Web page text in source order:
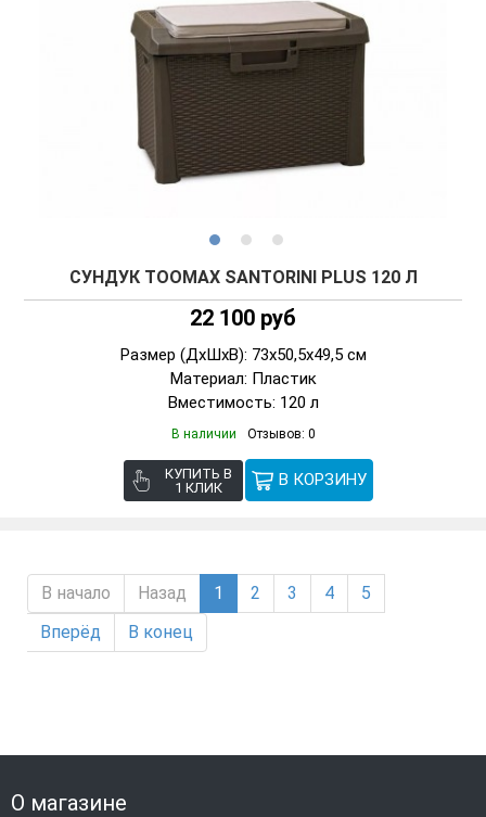
СУНДУК TOOMAX SANTORINI PLUS 120 Л
22 100 руб
Размер (ДxШxВ): 73x50,5x49,5 см
Материал: Пластик
Вместимость: 120 л
В наличии Отзывов: 0
КУПИТЬ В
1 КЛИК
В начало Назад 1 2 3 4
5
Вперёд
В конец
О магазине